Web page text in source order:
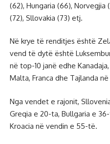
(62), Hungaria (66), Norvegjia
(72), Sllovakia (73) etj.
Në krye të renditjes është
vend të dytë është
në top-10 janë edhe
Malta, Franca dhe Tajlanda
Nga vendet e rajonit,
Greqia e 20-ta, Bullgaria e
Kroacia në vendin e 55-të.